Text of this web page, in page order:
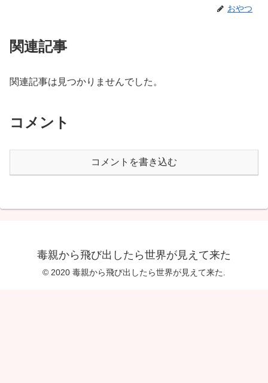
おやつ
関連記事
関連記事は見つかりませんでした。
コメント
コメントを書き込む
毒親から飛び出したら世界が見えて来た
© 2020 毒親から飛び出したら世界が見えて来た.